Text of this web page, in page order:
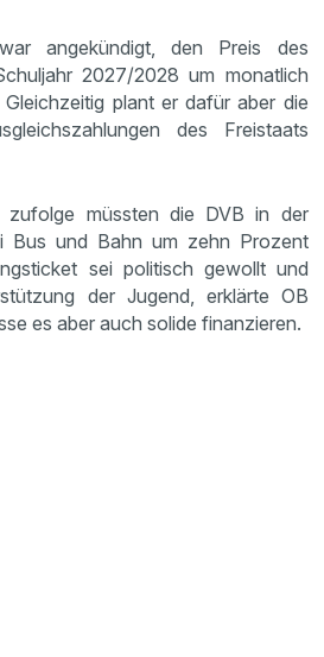
angekündigt, den Preis des
2027/2028 um monatlich
plant er dafür aber die
des Freistaats
zufolge müssten die DVB in der
Bus und Bahn um zehn Prozent
sei politisch gewollt und
der Jugend, erklärte OB
es aber auch solide finanzieren.